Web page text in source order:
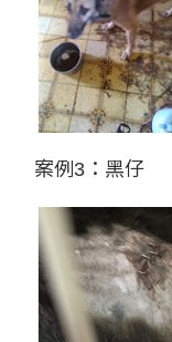
案例3：黑仔